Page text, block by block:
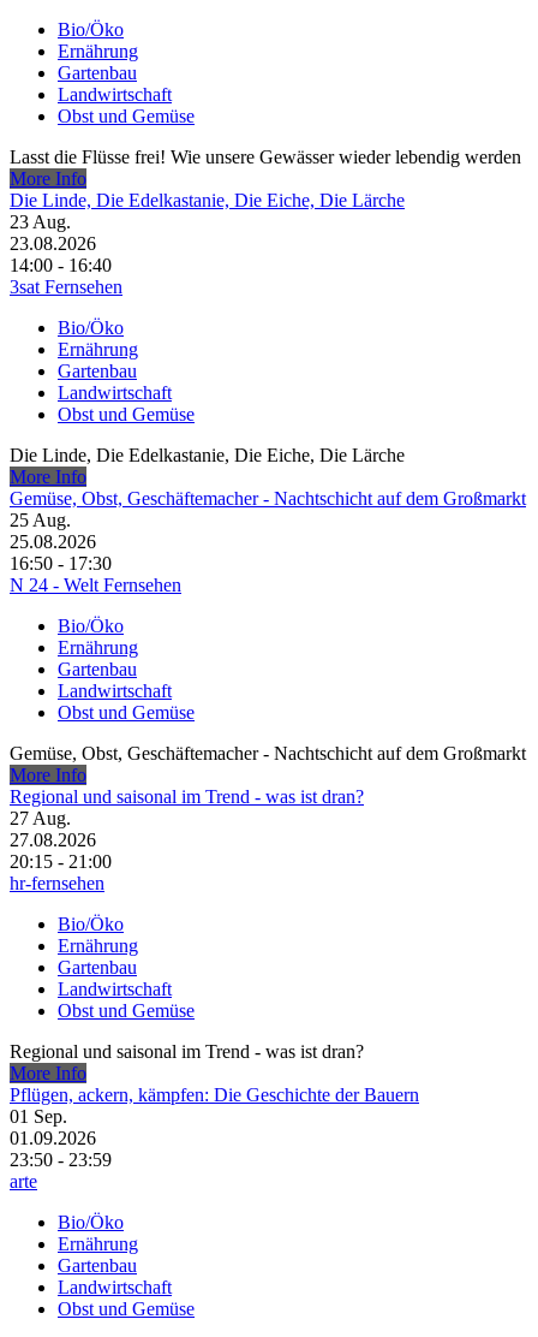
Bio/Öko
Ernährung
Gartenbau
Landwirtschaft
Obst und Gemüse
Lasst die Flüsse frei! Wie unsere Gewässer wieder lebendig werden
More Info
Die Linde, Die Edelkastanie, Die Eiche, Die Lärche
23 Aug.
23.08.2026
14:00 - 16:40
3sat Fernsehen
Bio/Öko
Ernährung
Gartenbau
Landwirtschaft
Obst und Gemüse
Die Linde, Die Edelkastanie, Die Eiche, Die Lärche
More Info
Gemüse, Obst, Geschäftemacher - Nachtschicht auf dem Großmarkt
25 Aug.
25.08.2026
16:50 - 17:30
N 24 - Welt Fernsehen
Bio/Öko
Ernährung
Gartenbau
Landwirtschaft
Obst und Gemüse
Gemüse, Obst, Geschäftemacher - Nachtschicht auf dem Großmarkt
More Info
Regional und saisonal im Trend - was ist dran?
27 Aug.
27.08.2026
20:15 - 21:00
hr-fernsehen
Bio/Öko
Ernährung
Gartenbau
Landwirtschaft
Obst und Gemüse
Regional und saisonal im Trend - was ist dran?
More Info
Pflügen, ackern, kämpfen: Die Geschichte der Bauern
01 Sep.
01.09.2026
23:50 - 23:59
arte
Bio/Öko
Ernährung
Gartenbau
Landwirtschaft
Obst und Gemüse